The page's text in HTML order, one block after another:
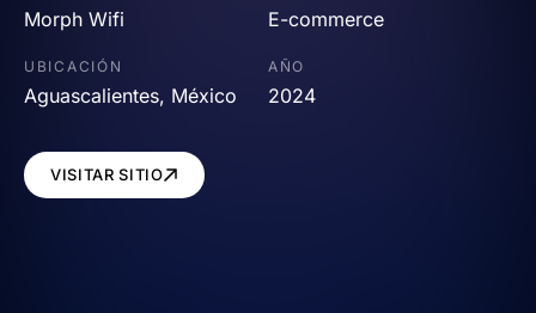
Morph Wifi E-commerce
UBICACIÓN
Aguascalientes, México
AÑO
2024
VISITAR SITIO